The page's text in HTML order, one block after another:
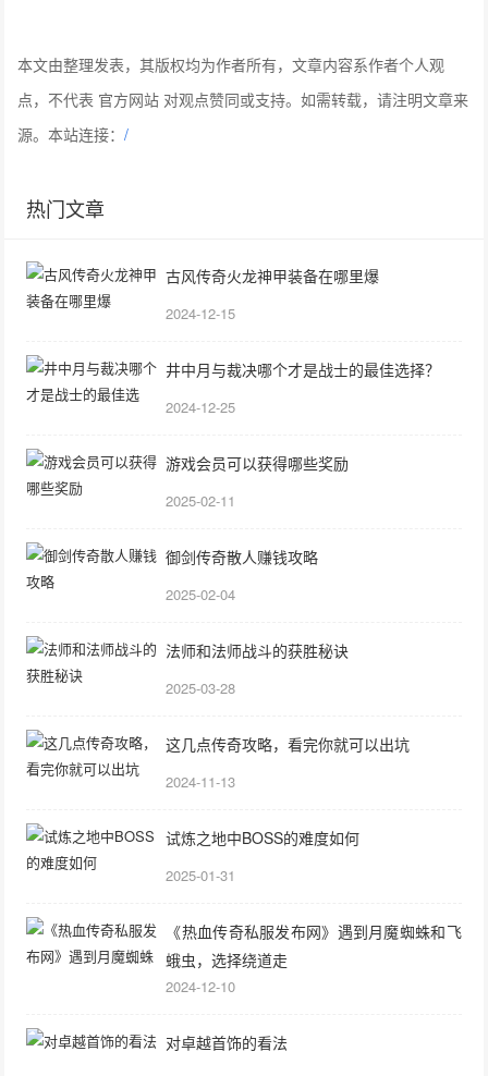
本文由整理发表，其版权均为作者所有，文章内容系作者个人观
点，不代表 官方网站 对观点赞同或支持。如需转载，请注明文章来
源。本站连接：/
热门文章
古风传奇火龙神甲装备在哪里爆
2024-12-15
井中月与裁决哪个才是战士的最佳选择？
2024-12-25
游戏会员可以获得哪些奖励
2025-02-11
御剑传奇散人赚钱攻略
2025-02-04
法师和法师战斗的获胜秘诀
2025-03-28
这几点传奇攻略，看完你就可以出坑
2024-11-13
试炼之地中BOSS的难度如何
2025-01-31
《热血传奇私服发布网》遇到月魔蜘蛛和飞
蛾虫，选择绕道走
2024-12-10
对卓越首饰的看法